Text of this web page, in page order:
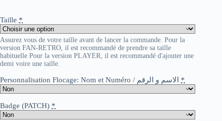
Taille *
Assurez vous de votre taille avant de lancer la commande. Pour la
version FAN-RETRO, il est recommandé de prendre sa taille
habituelle Pour la version PLAYER, il est recommandé d'ajouter une
demi voire une taille.
Personnalisation Flocage: Nom et Numéro / الاسم و الرقم *
Badge (PATCH) *